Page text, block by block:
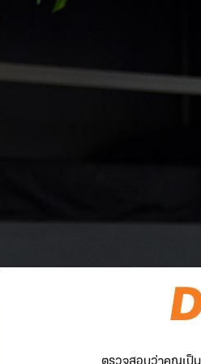
ตรวจสอบว่าคุณเป็